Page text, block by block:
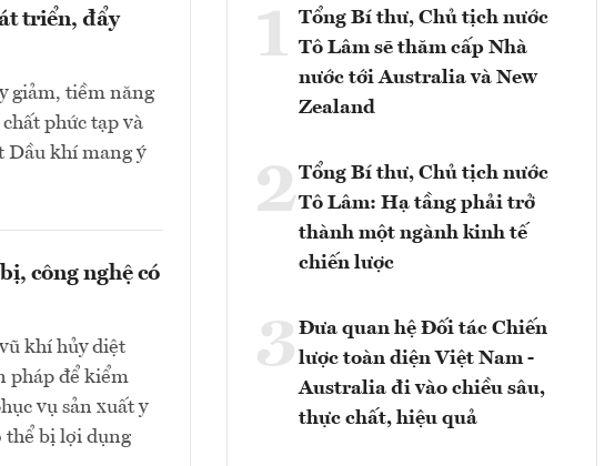
triển, đẩy
giảm, tiềm năng
phức tạp và
Dầu khí mang ý
công nghệ có
khí hủy diệt
pháp để kiểm
vụ sản xuất y
thể bị lợi dụng
1 Tổng Bí thư, Chủ tịch nước
Tô Lâm sẽ thăm cấp Nhà
nước tới Australia và New
Zealand
2Tổng Bí thư, Chủ tịch nước
Tô Lâm: Hạ tầng phải trở
thành một ngành kinh tế
chiến lược
3 Đưa quan hệ Đối tác Chiến
lược toàn diện Việt Nam -
Australia đi vào chiều sâu,
thực chất, hiệu quả